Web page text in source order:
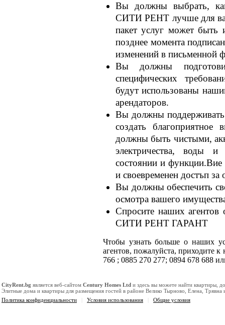
Вы должны выбрать,
СИТИ РЕНТ лучше для
пакет услуг может
позднее момента
изменений в письменной
Вы должны
специфических
будут использованы
арендаторов.
Вы должны
создать благоприятное
должны быть чистыми,
электричества, воды и
состоянии и функции.Вие
и своевременен достъп
Вы должны обеспечить
осмотра вашего
Спросите наших агентов
СИТИ РЕНТ ГАРАНТ
Чтобы узнать больше о наших
агентов, пожалуйста, приходите
766 ; 0885 270 277; 0894 678 688
CityRent.bg является веб-сайтомCentury Homes Ltd и здесь вы можете найти квартиры,
Элитные дома и квартиры для размещения гостей в районе Велико Тырново, Елена,
Политика конфиденциальности
Условия использования Общие условия